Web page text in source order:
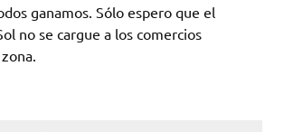
ganamos. Sólo espero que el
no se cargue a los comercios